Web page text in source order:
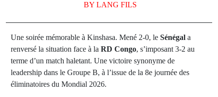
BY LANG FILS
Une soirée mémorable à Kinshasa. Mené 2-0, le Sénégal a
renversé la situation face à la RD Congo, s’imposant 3-2 au
terme d’un match haletant. Une victoire synonyme de
leadership dans le Groupe B, à l’issue de la 8e journée des
éliminatoires du Mondial 2026.